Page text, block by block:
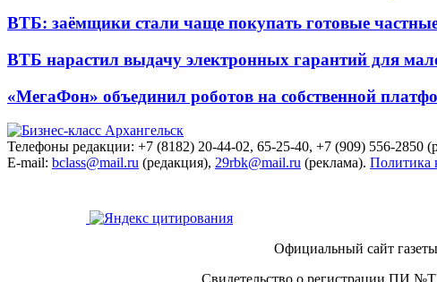
ВТБ: заёмщики стали чаще покупать готовые
ВТБ нарастил выдачу электронных гарантий для
«МегаФон» объединил роботов на собственной
Телефоны редакции: +7 (8182) 20-44-02, 65-25-40, +7 (909) 556-2850
E-mail: bclass@mail.ru (редакция), 29rbk@mail.ru (реклама). Политика
Официальный сайт